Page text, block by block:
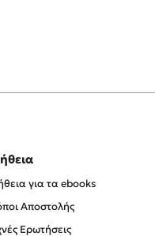
για τα ebooks
Αποστολής
Ερωτήσεις